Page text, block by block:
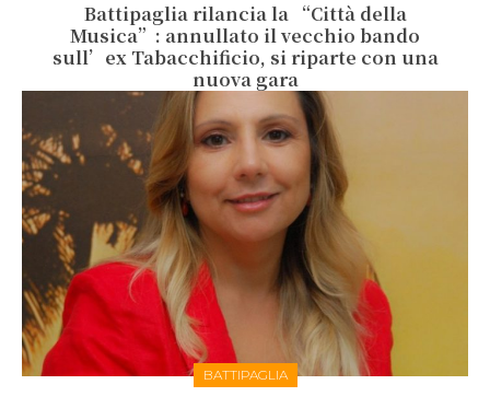
Battipaglia rilancia la “Città della
Musica”: annullato il vecchio bando
sull’ex Tabacchificio, si riparte con una
nuova gara
BATTIPAGLIA